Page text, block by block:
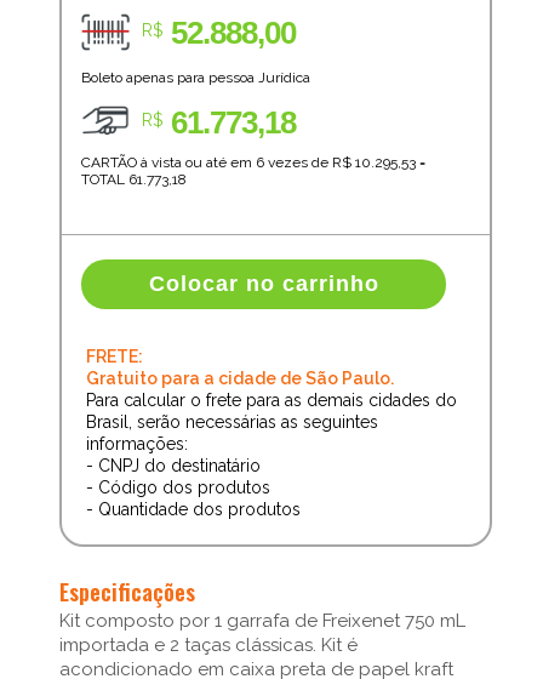
R$ 52.888,00
Boleto apenas para pessoa Jurídica
R$ 61.773,18
CARTÃO à vista ou até em 6 vezes de R$ 10.295,53=
TOTAL 61.773,18
Colocar no carrinho
FRETE:
Gratuito para a cidade de São Paulo.
Para calcular o frete para as demais cidades do
Brasil, serão necessárias as seguintes
informações:
- CNPJ do destinatário
- Código dos produtos
- Quantidade dos produtos
Especificações
Kit composto por 1 garrafa de Freixenet 750 mL
importada e 2 taças clássicas. Kit é
acondicionado em caixa preta de papel kraft